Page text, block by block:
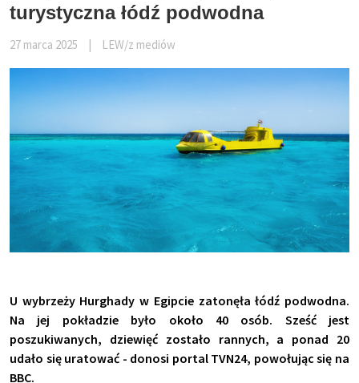
turystyczna łódź podwodna
27 marca 2025 LEW/z mediów
U wybrzeży Hurghady w Egipcie zatonęła łódź podwodna.
Na jej pokładzie było około 40 osób. Sześć jest
poszukiwanych, dziewięć zostało rannych, a ponad 20
udało się uratować - donosi portal TVN24, powołując się na
BBC.